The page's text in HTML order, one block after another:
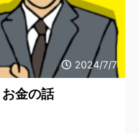
2024/7/7
金の話